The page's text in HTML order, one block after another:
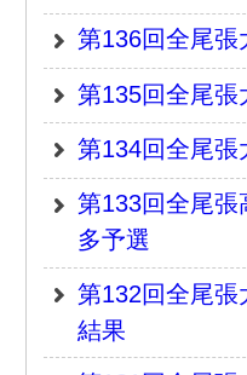
サイトマップ
トップページ